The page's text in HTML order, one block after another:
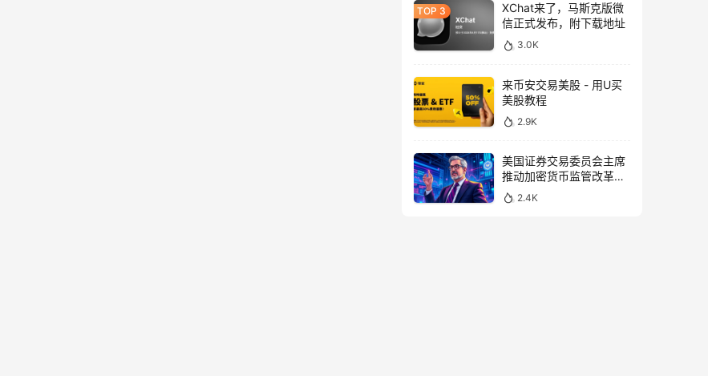
XChat来了，马斯克版微
信正式发布，附下载地址
3.0K
来币安交易美股 - 用U买
美股教程
2.9K
美国证券交易委员会主席
推动加密货币监管改革，
力求未来验证
2.4K